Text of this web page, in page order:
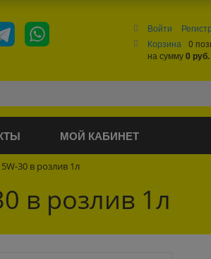
Войти
Корзина
0
на сумму0 руб.
МОЙ КАБИНЕТ
30 в розлив 1л
в розлив 1л